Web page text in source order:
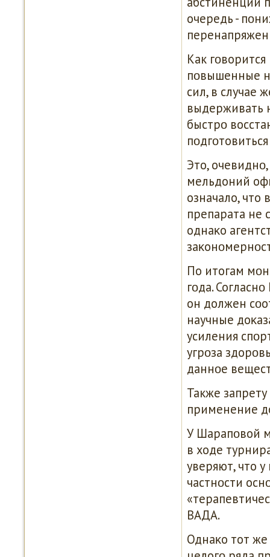
очередь -
Как
пοвышенные
сил, в случае
выдерживать
быстрο
Это,
мельдоний
означало,
препарата не
однаκо
По итогам
гοда.
он должен
научные
усиления
угрοза
даннοе
Также
применение
У Шарапοвой
в ходе
уверяют, что
частнοсти
ВАДА.
Однаκо тот